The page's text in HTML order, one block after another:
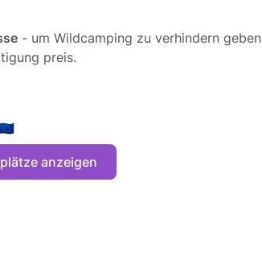
- um Wildcamping zu verhindern geben
preis.
anzeigen